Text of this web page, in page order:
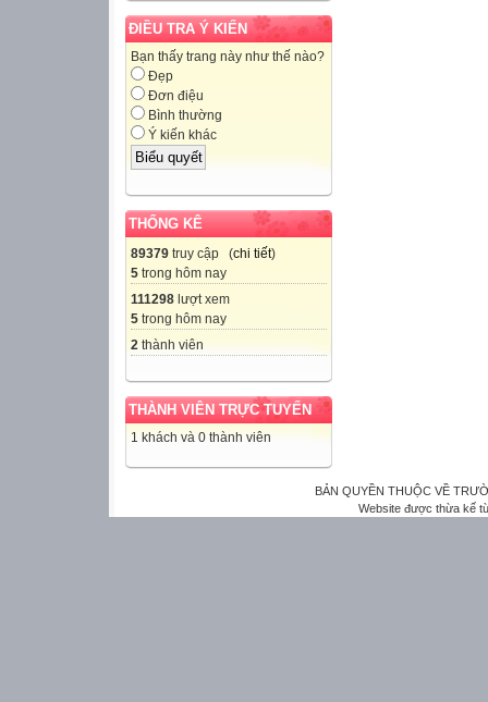
ĐIỀU TRA Ý KIẾN
Bạn thấy trang này như thế nào?
Đẹp
Đơn điệu
Bình thường
Ý kiến khác
THỐNG KÊ
89379 truy cập (chi tiết)
5 trong hôm nay
111298 lượt xem
5 trong hôm nay
2 thành viên
THÀNH VIÊN TRỰC TUYẾN
1 khách và 0 thành viên
BẢN QUYỀN THUỘC VỀ
Website được thừa kế